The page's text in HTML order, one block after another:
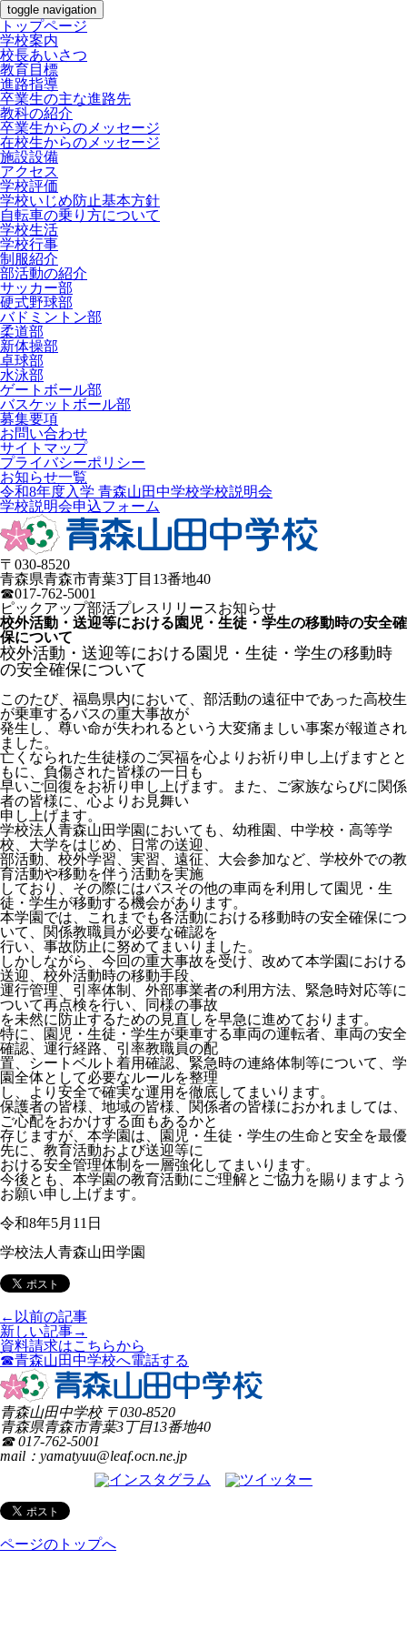
toggle navigation
トップページ
学校案内
校長あいさつ
教育目標
進路指導
卒業生の主な進路先
教科の紹介
卒業生からのメッセージ
在校生からのメッセージ
施設設備
アクセス
学校評価
学校いじめ防止基本方針
自転車の乗り方について
学校生活
学校行事
制服紹介
部活動の紹介
サッカー部
硬式野球部
バドミントン部
柔道部
新体操部
卓球部
水泳部
ゲートボール部
バスケットボール部
募集要項
お問い合わせ
サイトマップ
プライバシーポリシー
お知らせ一覧
令和8年度入学 青森山田中学校学校説明会
学校説明会申込フォーム
〒030-8520
青森県青森市青葉3丁目13番地40
☎017-762-5001
ピックアップ部活プレスリリースお知らせ
校外活動・送迎等における園児・⽣徒・学⽣の移動時の安全確
保について
校外活動・送迎等における園児・⽣徒・学⽣の移動時
の安全確保について
このたび、福島県内において、部活動の遠征中であった⾼校⽣
が乗⾞するバスの重⼤事故が
発⽣し、尊い命が失われるという⼤変痛ましい事案が報道され
ました。
亡くなられた⽣徒様のご冥福を⼼よりお祈り申し上げますとと
もに、負傷された皆様の⼀⽇も
早いご回復をお祈り申し上げます。また、ご家族ならびに関係
者の皆様に、⼼よりお⾒舞い
申し上げます。
学校法⼈⻘森⼭⽥学園においても、幼稚園、中学校・⾼等学
校、⼤学をはじめ、⽇常の送迎、
部活動、校外学習、実習、遠征、⼤会参加など、学校外での教
育活動や移動を伴う活動を実施
しており、その際にはバスその他の⾞両を利⽤して園児・⽣
徒・学⽣が移動する機会があります。
本学園では、これまでも各活動における移動時の安全確保につ
いて、関係教職員が必要な確認を
⾏い、事故防⽌に努めてまいりました。
しかしながら、今回の重⼤事故を受け、改めて本学園における
送迎、校外活動時の移動⼿段、
運⾏管理、引率体制、外部事業者の利⽤⽅法、緊急時対応等に
ついて再点検を⾏い、同様の事故
を未然に防⽌するための⾒直しを早急に進めております。
特に、園児・⽣徒・学⽣が乗⾞する⾞両の運転者、⾞両の安全
確認、運⾏経路、引率教職員の配
置、シートベルト着⽤確認、緊急時の連絡体制等について、学
園全体として必要なルールを整理
し、より安全で確実な運⽤を徹底してまいります。
保護者の皆様、地域の皆様、関係者の皆様におかれましては、
ご⼼配をおかけする⾯もあるかと
存じますが、本学園は、園児・⽣徒・学⽣の⽣命と安全を最優
先に、教育活動および送迎等に
おける安全管理体制を⼀層強化してまいります。
今後とも、本学園の教育活動にご理解とご協⼒を賜りますよう
お願い申し上げます。
令和8年5⽉11⽇
学校法⼈⻘森⼭⽥学園
←以前の記事
新しい記事→
資料請求はこちらから
☎青森山田中学校へ電話する
青森山田中学校〒030-8520
青森県青森市青葉3丁目13番地40
☎ 017-762-5001
mail：yamatyuu@leaf.ocn.ne.jp
ページのトップへ